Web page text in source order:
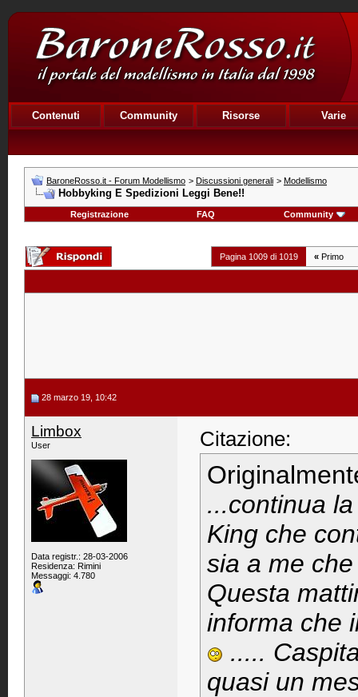
Contenuti Community Risorse Varie
BaroneRosso.it - Forum Modellismo > Discussioni generali > Modellismo
Hobbyking E Spedizioni Leggi Bene!!
Registrazione FAQ Community
Pagina 1009 di 1019 « Primo
28 marzo 19, 10:42
Limbox
User
Data registr.: 28-03-2006
Residenza: Rimini
Messaggi: 4.780
Citazione:
...continua
King che
sia a me
Questa
informa che
.....
quasi un